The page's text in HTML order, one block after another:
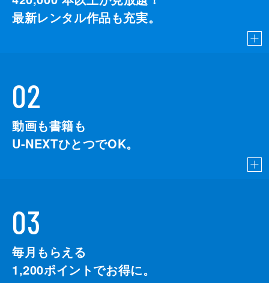
最新レンタル作品も充実。
02
動画も書籍も
U-NEXTひとつでOK。
03
毎月もらえる
1,200ポイントでお得に。